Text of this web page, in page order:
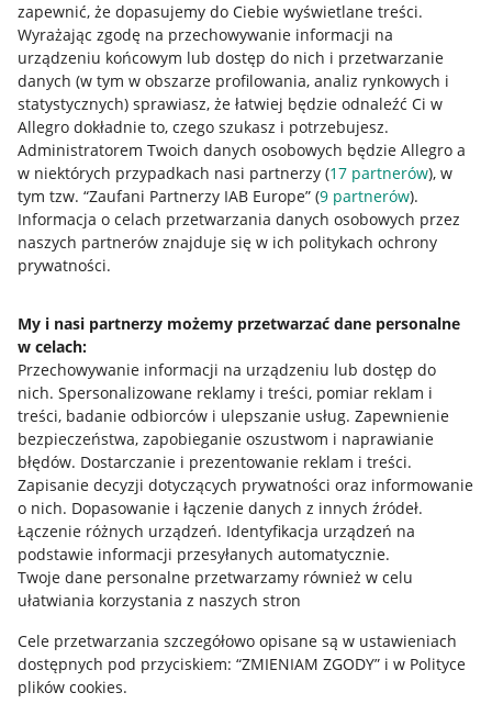
zapewnić, że dopasujemy do Ciebie wyświetlane treści.
Wyrażając zgodę na przechowywanie informacji na
urządzeniu końcowym lub dostęp do nich i przetwarzanie
danych (w tym w obszarze profilowania, analiz rynkowych i
statystycznych) sprawiasz, że łatwiej będzie odnaleźć Ci w
Allegro dokładnie to, czego szukasz i potrzebujesz.
Administratorem Twoich danych osobowych będzie Allegro a
w niektórych przypadkach nasi partnerzy (17 partnerów), w
tym tzw. “Zaufani Partnerzy IAB Europe” (9 partnerów).
Informacja o celach przetwarzania danych osobowych przez
naszych partnerów znajduje się w ich politykach ochrony
prywatności.
My i nasi partnerzy możemy przetwarzać dane personalne
w celach:
Przechowywanie informacji na urządzeniu lub dostęp do
nich. Spersonalizowane reklamy i treści, pomiar reklam i
treści, badanie odbiorców i ulepszanie usług. Zapewnienie
bezpieczeństwa, zapobieganie oszustwom i naprawianie
błędów. Dostarczanie i prezentowanie reklam i treści.
Zapisanie decyzji dotyczących prywatności oraz informowanie
o nich. Dopasowanie i łączenie danych z innych źródeł.
Łączenie różnych urządzeń. Identyfikacja urządzeń na
podstawie informacji przesyłanych automatycznie.
Twoje dane personalne przetwarzamy również w celu
ułatwiania korzystania z naszych stron
Cele przetwarzania szczegółowo opisane są w ustawieniach
dostępnych pod przyciskiem: “ZMIENIAM ZGODY” i w Polityce
plików cookies.
Przydatne informacje
Jak to działa
Allegro Gadane dla sprzedających
Allegro Gadane dla kupujących
Mapa miejscowości
Informacje prawne
Regulamin
Polityka plików "cookies"
Ustawienia plików "cookies"
Udostępnianie lokalizacji
Informacje dla Aktu o Usługach Cyfrowych